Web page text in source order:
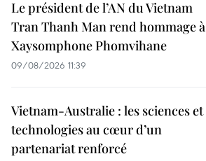
Le président de l’AN du Vietnam
Tran Thanh Man rend hommage à
Xaysomphone Phomvihane
09/08/2026 11:39
Vietnam-Australie : les sciences et
technologies au cœur d’un
partenariat renforcé